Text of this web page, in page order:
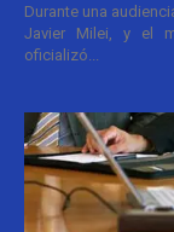
Durante una
Javier Milei, y el
oficializó...